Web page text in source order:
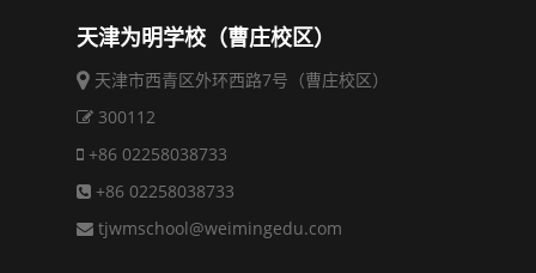
天津为明学校（曹庄校区）
天津市西青区外环西路7号（曹庄校区）
300112
+86 02258038733
+86 02258038733
tjwmschool@weimingedu.com